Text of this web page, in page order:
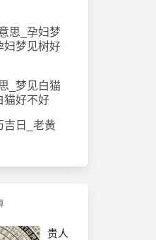
思_孕妇梦
妇梦见树好
_梦见白猫
猫好不好
吉日_老黄
贵人